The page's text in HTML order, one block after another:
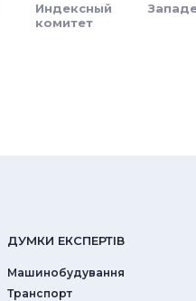
Индексный
комитет
ДУМКИ ЕКСПЕРТIВ
Машинобудування
Транспорт